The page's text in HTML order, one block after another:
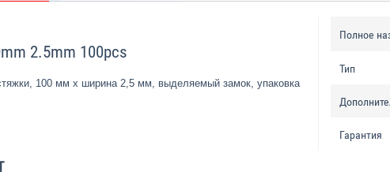
2.5mm 100pcs
100 мм х ширина 2,5 мм, выделяемый замок, упаковка
Полное
Тип
Гарантия